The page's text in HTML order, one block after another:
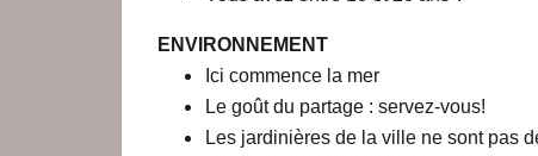
ENVIRONNEMENT
Ici commence la mer
Le goût du partage : servez-vous!
Les jardinières de la ville ne sont pas